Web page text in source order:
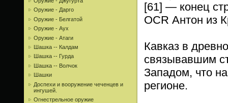
Оружие - Дарго
Оружие - Белгатой
Оружие - Аух
Оружие - Атаги
Шашка -- Калдам
Шашка -- Гурда
Шашка -- Волчок
Шашки
Доспехи и вооружение чеченцев и
ингушей.
Огнестрельное оружие
[61] — конец
OCR Антон из
Кавказ в
связывавшим
Западом, что
регионе.